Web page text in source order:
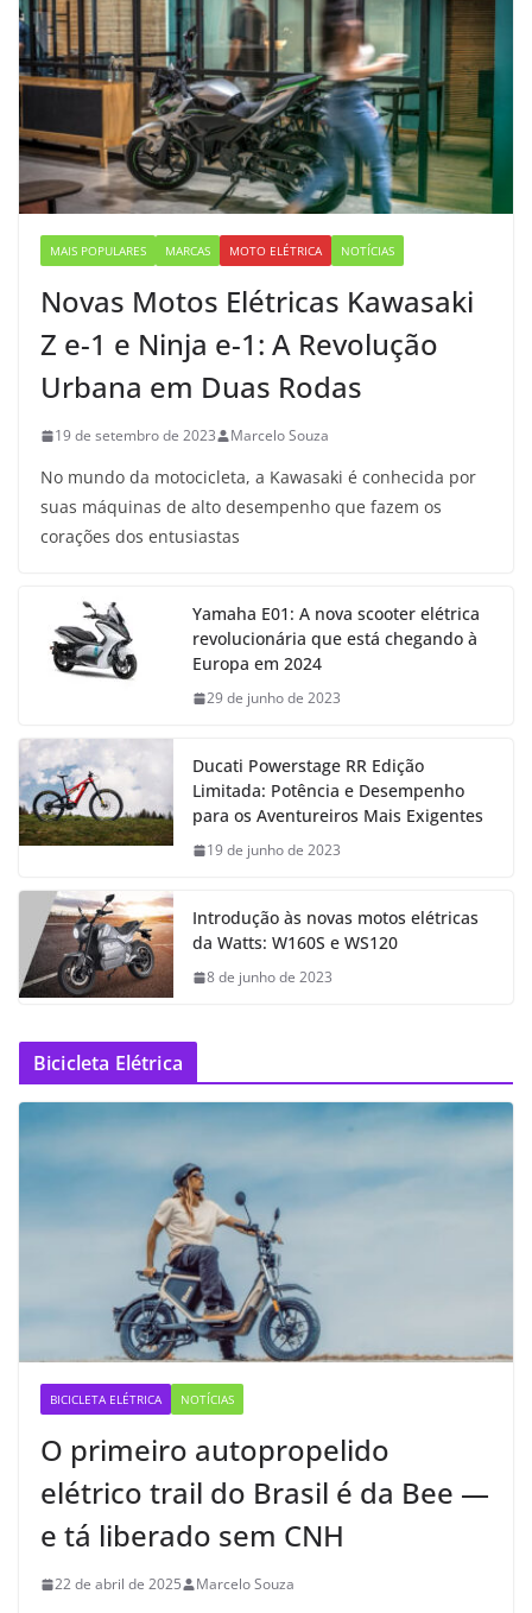
MAIS POPULARES MARCAS MOTO ELÉTRICA NOTÍCIAS
Novas Motos Elétricas Kawasaki
Z e-1 e Ninja e-1: A Revolução
Urbana em Duas Rodas
19 de setembro de 2023 Marcelo Souza
No mundo da motocicleta, a Kawasaki é conhecida por
suas máquinas de alto desempenho que fazem os
corações dos entusiastas
Yamaha E01: A nova scooter elétrica
revolucionária que está chegando à
Europa em 2024
29 de junho de 2023
Ducati Powerstage RR Edição
Limitada: Potência e Desempenho
para os Aventureiros Mais Exigentes
19 de junho de 2023
Introdução às novas motos elétricas
da Watts: W160S e WS120
8 de junho de 2023
Bicicleta Elétrica
BICICLETA ELÉTRICA NOTÍCIAS
O primeiro autopropelido
elétrico trail do Brasil é da Bee —
e tá liberado sem CNH
22 de abril de 2025 Marcelo Souza